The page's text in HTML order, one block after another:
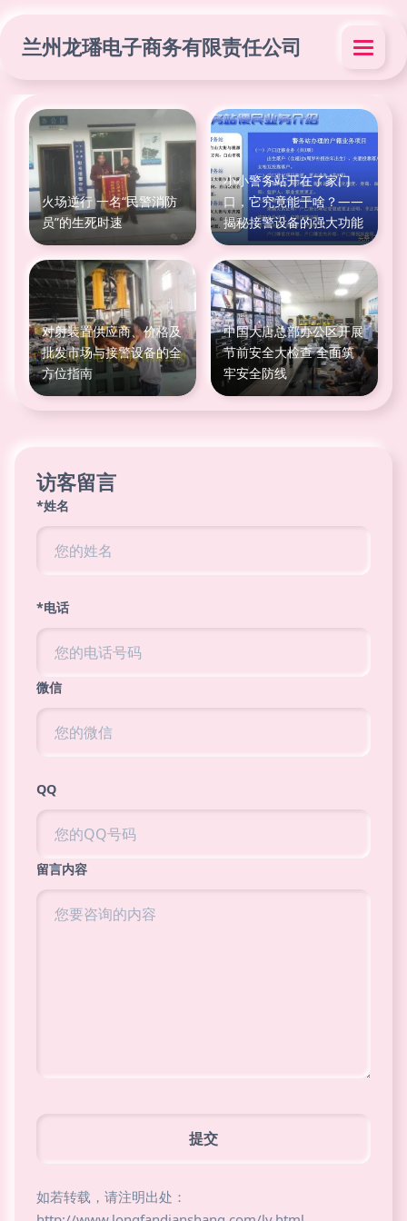
兰州龙璠电子商务有限责任公司
火场逆行 一名“民警消防
员”的生死时速
小小警务站开在了家门
口，它究竟能干啥？——
揭秘接警设备的强大功能
对射装置供应商、价格及
批发市场与接警设备的全
方位指南
中国大唐总部办公区开展
节前安全大检查 全面筑
牢安全防线
访客留言
*姓名
*电话
微信
QQ
留言内容
如若转载，请注明出处：